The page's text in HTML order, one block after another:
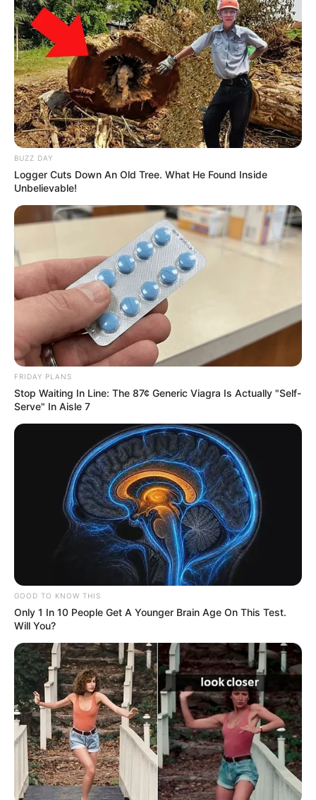
BUZZ DAY
Logger Cuts Down An Old Tree. What He Found Inside
Unbelievable!
FRIDAY PLANS
Stop Waiting In Line: The 87¢ Generic Viagra Is Actually "Self-
Serve" In Aisle 7
GOOD TO KNOW THIS
Only 1 In 10 People Get A Younger Brain Age On This Test.
Will You?